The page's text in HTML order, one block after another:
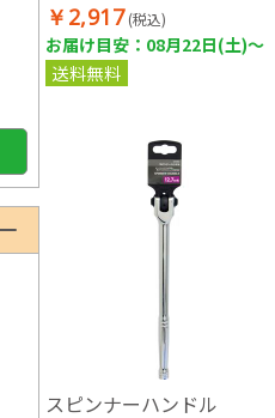
￥2,917 (税込)
お届け目安：08月22日(土)～
送料無料
スピンナーハンドル